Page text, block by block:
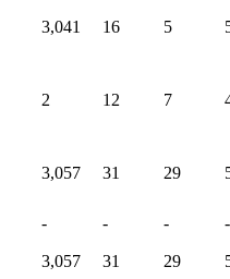
3,041 16 5
2 12 7
3,057 31 29
- - - -
3,057 31 29